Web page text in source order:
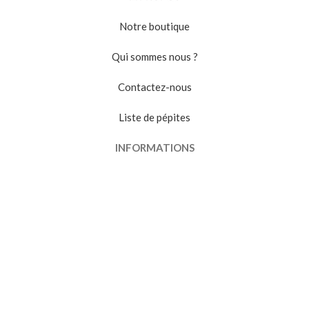
Notre boutique
Qui sommes nous ?
Contactez-nous
Liste de pépites
INFORMATIONS